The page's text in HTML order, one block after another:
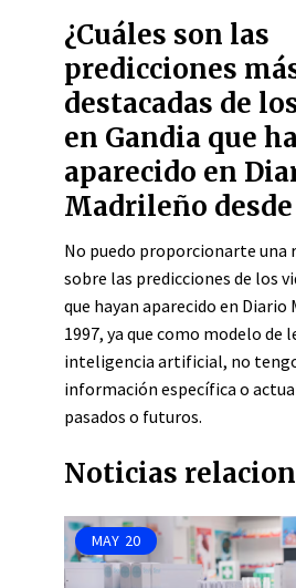
¿Cuáles son las
predicciones
destacadas de
en Gandia que
aparecido en
Madrileño desde
No puedo proporcionarte una
sobre las predicciones de los
que hayan aparecido en Diario
1997, ya que como modelo de
inteligencia artificial, no
información específica o
pasados o futuros.
Noticias
MAY 20